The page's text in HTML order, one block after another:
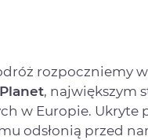
rozpoczniemy
, największym
w Europie.
odsłonią przed